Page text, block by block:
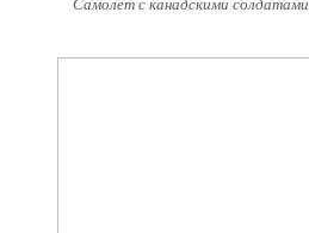
Самолет с канадскими